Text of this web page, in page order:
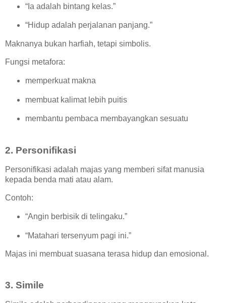
“Ia adalah bintang kelas.”
“Hidup adalah perjalanan panjang.”
Maknanya bukan harfiah, tetapi simbolis.
Fungsi metafora:
memperkuat makna
membuat kalimat lebih puitis
membantu pembaca membayangkan sesuatu
2. Personifikasi
Personifikasi adalah majas yang memberi sifat manusia
kepada benda mati atau alam.
Contoh:
“Angin berbisik di telingaku.”
“Matahari tersenyum pagi ini.”
Majas ini membuat suasana terasa hidup dan emosional.
3. Simile